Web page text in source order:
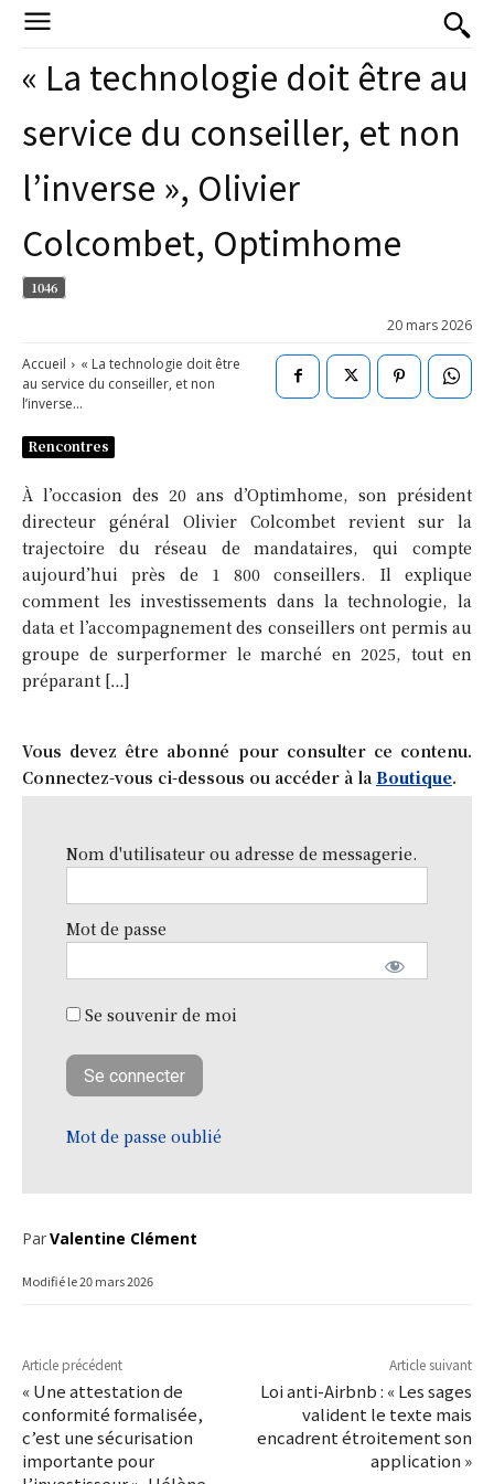
« La technologie doit être au
service du conseiller, et non
l’inverse », Olivier
Colcombet, Optimhome
1046
20 mars 2026
Accueil
« La technologie doit être
au service du conseiller, et non
l’inverse...
Rencontres
À l’occasion des 20 ans d’Optimhome, son président
directeur général Olivier Colcombet revient sur la
trajectoire du réseau de mandataires, qui compte
aujourd’hui près de 1 800 conseillers. Il explique
comment les investissements dans la technologie, la
data et l’accompagnement des conseillers ont permis au
groupe de surperformer le marché en 2025, tout en
préparant […]
Vous devez être abonné pour consulter ce contenu.
Connectez-vous ci-dessous ou accéder à la Boutique.
Nom d'utilisateur ou adresse de messagerie.
Mot de passe
Se souvenir de moi
Mot de passe oublié
ParValentine Clément
Modifié le20 mars 2026
Article précédent
« Une attestation de
conformité formalisée,
c’est une sécurisation
importante pour
Article suivant
Loi anti-Airbnb : « Les sages
valident le texte mais
encadrent étroitement son
application »